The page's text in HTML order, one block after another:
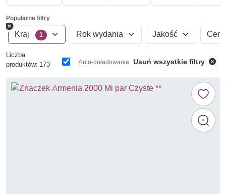
Popularne filtry
Kraj 1 Rok wydania Jakość Cena
Liczba
produktów: 173
Auto-doładowanie Usuń wszystkie filtry